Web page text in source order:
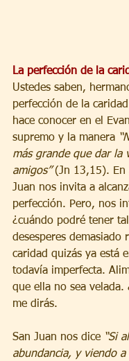
La perfección de la
Ustedes saben,
perfección de la
hace conocer en el
supremo y la manera
más grande que dar la
amigos” (Jn 13,15). En
Juan nos invita a
perfección. Pero, nos
¿cuándo podré tener
desesperes demasiado
caridad quizás ya está
todavía imperfecta.
que ella no sea velada.
me dirás.
San Juan nos dice “Si
abundancia, y viendo